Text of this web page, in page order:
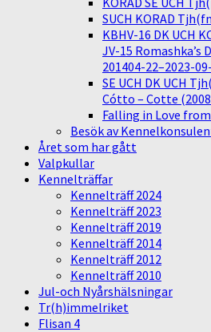
SUCH KORAD
KBHV-16 DK UCH
JV-15 Romashka’s
201404-22–2023-
SE UCH DK UCH
Cótto – Cotte
Falling in Love from
Besök av
Året som har gått
Valpkullar
Kennelträffar
Kennelträff 2024
Kennelträff 2023
Kennelträff 2019
Kennelträff 2014
Kennelträff 2012
Kennelträff 2010
Jul-och Nyårshälsningar
Tr(h)immelriket
Flisan 4